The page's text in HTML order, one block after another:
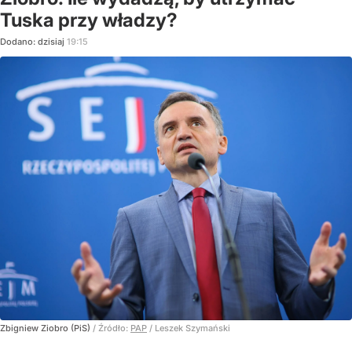
Tuska przy władzy?
Dodano: dzisiaj 19:15
Zbigniew Ziobro (PiS) / Źródło: PAP / Leszek Szymański